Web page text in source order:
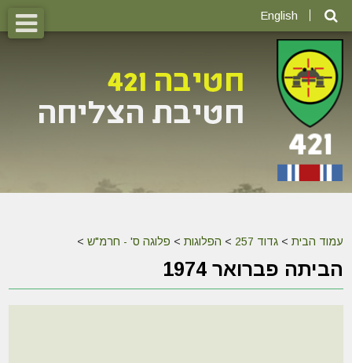
English
עמוד הבית >גדוד 257 > הפלוגות > פלוגה ס' - חרמ"ש >
הביתה פברואר 1974